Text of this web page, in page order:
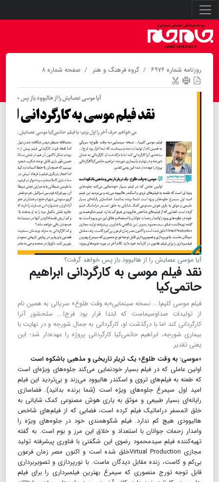
روزنامه شماره ۶۹۷۶ گروه فرهنگ و هنر صفحه شماره ۸
آیا موسی عصایش را از هالیوود باز پس خواهد گرفت؟
نقد فیلم موسی به کارگردانی ابراهیم
حاتمی‌کیا
فیلم موسی کلیم‌ا... نسخه‌ سینمایی«به وقت طلوع» سریالی‌ به همین نام
از تولیدات صداوسیماست که ابتدا قرار بود فرج‌ا... سلحشور آنرا
کارگردانی کند اما با درگذشت او، کارگردانی به جمال شورجه و در نهایت با
بیماری شورجه، ابراهیم حاتمی‌کیا کارگردانی پروژه را عهده‌دار شد؛ این
یعنی تقدیر.
«موسی: به وقت طلوع» یک تریلر تاریخی و مذهبی با‌شکوه است
اولین عاملی که در فیلم بسیار خودنمایی می‌کند جلوه‌های ویژه‌ای است
که طعنه به فیلم‌های تروی و اسکندر هالیوود می‌زند و بی‌تردید این فیلم
امید اول سیمرغ جلوه‌های ویژه است (شما برنده بدانید). فضاسازی
رایانه‌ای بسیار طبیعی و موثق به یاری هوش مصنوعی کمک شایانی به
خلق اتمسفر دراماتیک فیلم کرده است، فضایی که از فیلم‌های شاخص
هالیوودی هیچ کم ندارد. فیلم شکوهمندی خود در جلوه‌های ویژه را
وامدار زحمات جوانان با استعداد و خلاق این مرز و بوم است. به گفته‌
تهیه‌کننده‌ فیلم سیدمحمود رضوی این شگفتی با فناوری پیشرفته تولید
مجازی Virtual Productionخلق شده است و اکنون مصر زمان فرعون
بی‌کم و کاست، زنده مقابل دیدگان ماست. با نورپردازی و تصویربرداری
قابل توجه تورج منصوری که سیمرغ بهترین فیلمبرداری را برای فیلم